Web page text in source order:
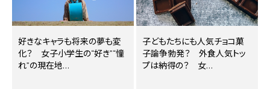
好きなキャラも将来の夢も変
化？ 女子小学生の“好き”“憧
れ”の現在地…
子どもたちにも人気チョコ菓
子論争勃発？ 外食人気トッ
プは納得の？ 女…